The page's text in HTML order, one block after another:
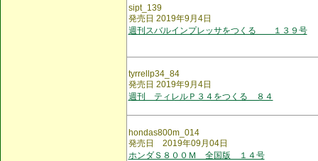
sipt_139
発売日 2019年9月4日
週刊スバルインプレッサをつくる １３９号
tyrrellp34_84
発売日 2019年9月4日
週刊 ティレルＰ３４をつくる ８４
hondas800m_014
発売日 2019年09月04日
ホンダＳ８００Ｍ 全国版 １４号